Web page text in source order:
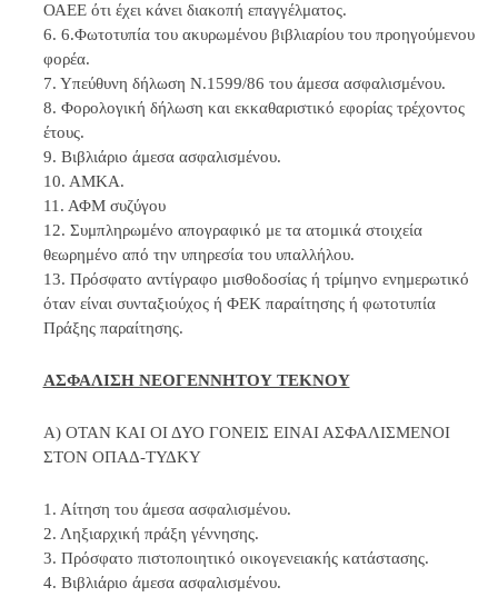
ΟΑΕΕ ότι έχει κάνει διακοπή επαγγέλματος.
6. 6.Φωτοτυπία του ακυρωμένου βιβλιαρίου του προηγούμενου
φορέα.
7. Υπεύθυνη δήλωση Ν.1599/86 του άμεσα ασφαλισμένου.
8. Φορολογική δήλωση και εκκαθαριστικό εφορίας τρέχοντος
έτους.
9. Βιβλιάριο άμεσα ασφαλισμένου.
10. ΑΜΚΑ.
11. ΑΦΜ συζύγου
12. Συμπληρωμένο απογραφικό με τα ατομικά στοιχεία
θεωρημένο από την υπηρεσία του υπαλλήλου.
13. Πρόσφατο αντίγραφο μισθοδοσίας ή τρίμηνο ενημερωτικό
όταν είναι συνταξιούχος ή ΦΕΚ παραίτησης ή φωτοτυπία
Πράξης παραίτησης.
ΑΣΦΑΛΙΣΗ ΝΕΟΓΕΝΝΗΤΟΥ ΤΕΚΝΟΥ
Α) ΟΤΑΝ ΚΑΙ ΟΙ ΔΥΟ ΓΟΝΕΙΣ ΕΙΝΑΙ ΑΣΦΑΛΙΣΜΕΝΟΙ
ΣΤΟΝ ΟΠΑΔ-ΤΥΔΚΥ
1. Αίτηση του άμεσα ασφαλισμένου.
2. Ληξιαρχική πράξη γέννησης.
3. Πρόσφατο πιστοποιητικό οικογενειακής κατάστασης.
4. Βιβλιάριο άμεσα ασφαλισμένου.